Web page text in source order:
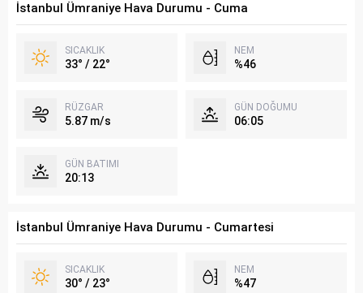
İstanbul Ümraniye Hava Durumu - Cuma
SICAKLIK
33° / 22°
NEM
%46
RÜZGAR
5.87 m/s
GÜN DOĞUMU
06:05
GÜN BATIMI
20:13
İstanbul Ümraniye Hava Durumu - Cumartesi
SICAKLIK
30° / 23°
NEM
%47